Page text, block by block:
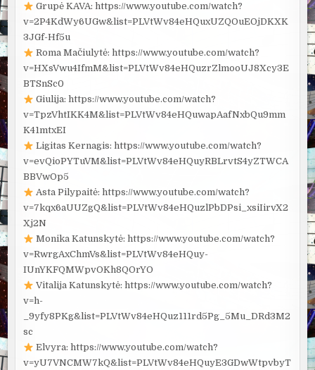
Grupė KAVA: https://www.youtube.com/watch?
v=2P4KdWy6UGw&list=PLVtWv84eHQuxUZQOuEOjDKXK
3JGf-Hf5u
Roma Mačiulytė: https://www.youtube.com/watch?
v=HXsVwu4IfmM&list=PLVtWv84eHQuzrZlmooUJ8Xcy3E
BTSnSc0
Giulija: https://www.youtube.com/watch?
v=TpzVhtIKK4M&list=PLVtWv84eHQuwapAafNxbQu9mm
K41mtxEI
Ligitas Kernagis: https://www.youtube.com/watch?
v=evQioPYTuVM&list=PLVtWv84eHQuyRBLrvtS4yZTWCA
BBVwOp5
Asta Pilypaitė: https://www.youtube.com/watch?
v=7kqx6aUUZgQ&list=PLVtWv84eHQuzlPbDPsi_xsiIirvX2
Xj2N
Monika Katunskytė: https://www.youtube.com/watch?
v=RwrgAxChmVs&list=PLVtWv84eHQuy-
IUnYKFQMWpvOKh8QOrYO
Vitalija Katunskytė: https://www.youtube.com/watch?
v=h-
_9yfy8PKg&list=PLVtWv84eHQuz111rd5Pg_5Mu_DRd3M2
sc
Elvyra: https://www.youtube.com/watch?
v=yU7VNCMW7kQ&list=PLVtWv84eHQuyE3GDwWtpvbyT